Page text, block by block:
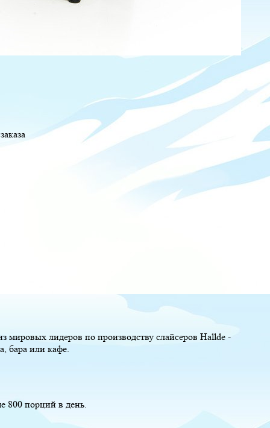
мировых лидеров по производству слайсеров Hallde -
бара или кафе.
800 порций в день.